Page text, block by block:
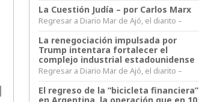
La Cuestión Judía – por Carlos Marx
Regresar a Diario Mar de Ajó, el diarito –
La renegociación impulsada por
Trump intentara fortalecer el
complejo industrial estadounidense
Regresar a Diario Mar de Ajó, el diarito –
El regreso de la “bicicleta financiera”